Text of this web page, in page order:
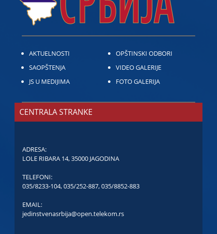
AKTUELNOSTI
SAOPŠTENJA
JS U MEDIJIMA
OPŠTINSKI ODBORI
VIDEO GALERIJE
FOTO GALERIJA
CENTRALA STRANKE
ADRESA:
LOLE RIBARA 14, 35000 JAGODINA
TELEFONI:
035/8233-104,035/252-887,035/8852-883
EMAIL:
jedinstvenasrbija@open.telekom.rs